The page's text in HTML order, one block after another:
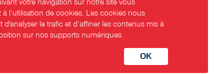
à l’utilisation de cookies. Les cookies nous
d'analyser le trafic et d’affiner les contenus mis à
sur nos supports numériques.